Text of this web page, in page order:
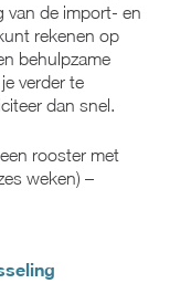
van de import- en
rekenen op
behulpzame
verder te
dan snel.
rooster met
weken) –